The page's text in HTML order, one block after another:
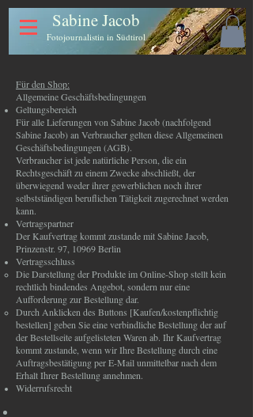
Sabine Jacob
Fotojournalistin in Südtirol
Für den Shop:
Allgemeine Geschäftsbedingungen
Geltungsbereich
Für alle Lieferungen von Sabine Jacob (nachfolgend
Sabine Jacob) an Verbraucher gelten diese Allgemeinen
Geschäftsbedingungen (AGB).
Verbraucher ist jede natürliche Person, die ein
Rechtsgeschäft zu einem Zwecke abschließt, der
überwiegend weder ihrer gewerblichen noch ihrer
selbstständigen beruflichen Tätigkeit zugerechnet werden
kann.
Vertragspartner
Der Kaufvertrag kommt zustande mit Sabine Jacob,
Prinzenstr. 97, 10969 Berlin
Vertragsschluss
Die Darstellung der Produkte im Online-Shop stellt kein
rechtlich bindendes Angebot, sondern nur eine
Aufforderung zur Bestellung dar.
Durch Anklicken des Buttons [Kaufen/kostenpflichtig
bestellen] geben Sie eine verbindliche Bestellung der auf
der Bestellseite aufgelisteten Waren ab. Ihr Kaufvertrag
kommt zustande, wenn wir Ihre Bestellung durch eine
Auftragsbestätigung per E-Mail unmittelbar nach dem
Erhalt Ihrer Bestellung annehmen.
Widerrufsrecht